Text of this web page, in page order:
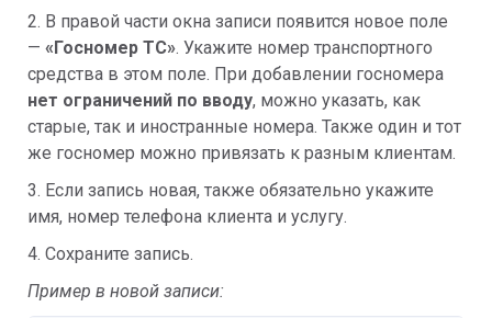
2. В правой части окна записи появится новое поле
— «Госномер ТС». Укажите номер транспортного
средства в этом поле. При добавлении госномера
нет ограничений по вводу, можно указать, как
старые, так и иностранные номера. Также один и тот
же госномер можно привязать к разным клиентам.
3. Если запись новая, также обязательно укажите
имя, номер телефона клиента и услугу.
4. Сохраните запись.
Пример в новой записи: